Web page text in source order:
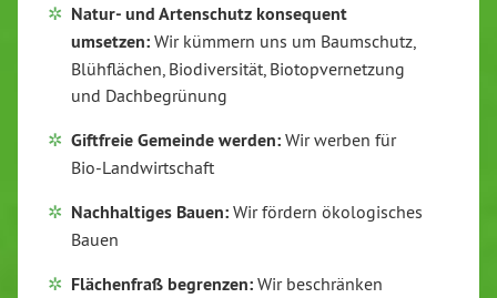
Natur- und Artenschutz konsequent
umsetzen: Wir kümmern uns um Baumschutz,
Blühflächen, Biodiversität, Biotopvernetzung
und Dachbegrünung
Giftfreie Gemeinde werden: Wir werben für
Bio-Landwirtschaft
Nachhaltiges Bauen: Wir fördern ökologisches
Bauen
Flächenfraß begrenzen: Wir beschränken